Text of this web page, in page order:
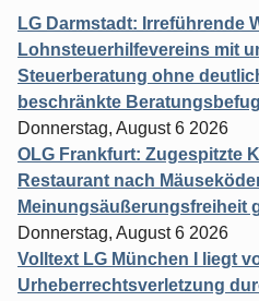
LG Darmstadt: Irreführende
Lohnsteuerhilfevereins mit
Steuerberatung ohne
beschränkte
Donnerstag, August 6 2026
OLG Frankfurt: Zugespitzte
Restaurant nach
Meinungsäußerungsfreiheit
Donnerstag, August 6 2026
Volltext LG München I liegt
Urheberrechtsverletzung